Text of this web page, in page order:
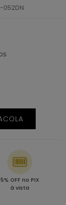
052DN
5% OFF no PIX
à vista